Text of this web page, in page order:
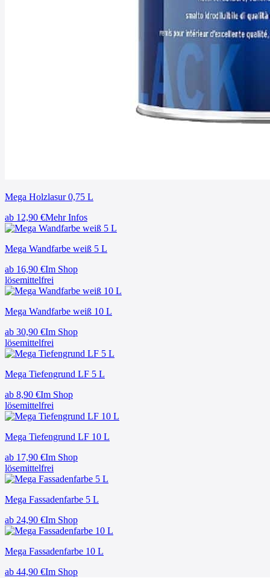
Mega Holzlasur 0,75 L
ab 12,90 €Mehr Infos
Mega Wandfarbe weiß 5 L
ab 16,90 €Im Shop
lösemittelfrei
Mega Wandfarbe weiß 10 L
ab 30,90 €Im Shop
lösemittelfrei
Mega Tiefengrund LF 5 L
ab 8,90 €Im Shop
lösemittelfrei
Mega Tiefengrund LF 10 L
ab 17,90 €Im Shop
lösemittelfrei
Mega Fassadenfarbe 5 L
ab 24,90 €Im Shop
Mega Fassadenfarbe 10 L
ab 44,90 €Im Shop